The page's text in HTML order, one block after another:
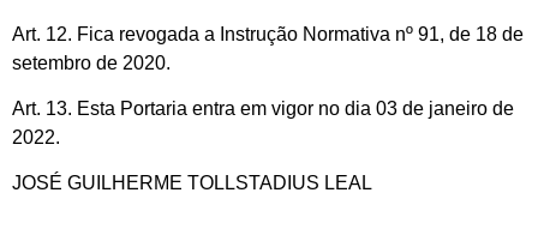
Art. 12. Fica revogada a Instrução Normativa nº 91, de 18 de
setembro de 2020.
Art. 13. Esta Portaria entra em vigor no dia 03 de janeiro de
2022.
JOSÉ GUILHERME TOLLSTADIUS LEAL